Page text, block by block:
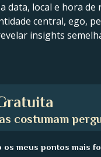
local e hora de
central, ego,
insights
costumam
os meus pontos mais